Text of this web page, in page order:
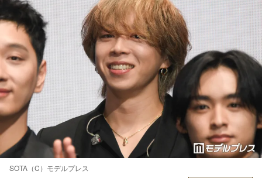
SOTA（C）モデルプレス